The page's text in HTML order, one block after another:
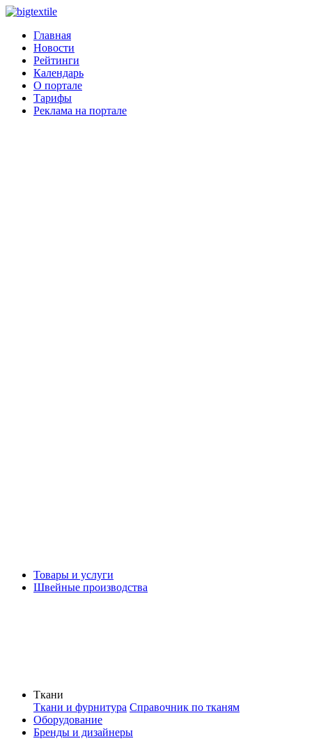
Главная
Новости
Рейтинги
Календарь
О портале
Тарифы
Реклама на портале
Товары и услуги
Швейные производства
Ткани
Ткани и фурнитура Справочник по тканям
Оборудование
Бренды и дизайнеры